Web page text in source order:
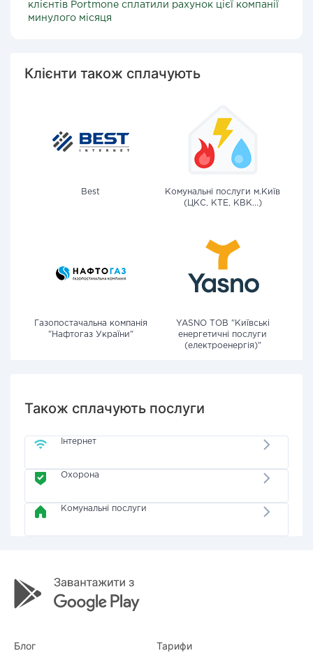
клієнтів Portmone сплатили рахунок цієї компанії
минулого місяця
Клієнти також сплачують
Best
Комунальні послуги м.Київ
(ЦКС, КТЕ, КВК...)
Газопостачальна компанія
"Нафтогаз України"
YASNO ТОВ "Київські
енергетичні послуги
(електроенергія)"
Також сплачують послуги
Інтернет
Охорона
Комунальні послуги
Блог Тарифи